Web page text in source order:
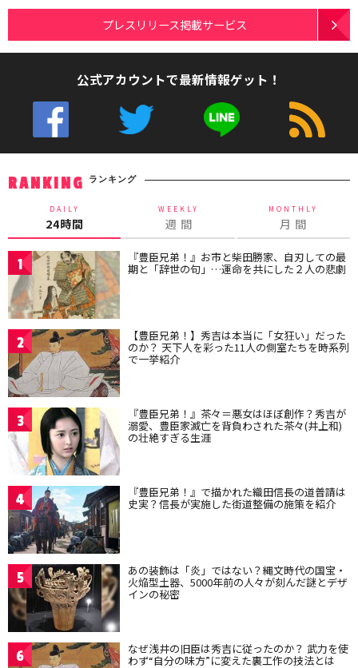
プレスリリース掲載サービス
公式アカウントで最新情報ゲット！
RANKING ランキング
DAILY
24時間
WEEKLY
週 間
MONTHLY
月 間
1 『豊臣兄弟！』お市と柴田勝家、自刃しての最
期と「辞世の句」…運命を共にした２人の悲劇
2 【豊臣兄弟！】秀吉は本当に「女狂い」だった
のか？ 天下人を彩った11人の側室たちを時系列
で一挙紹介
3 『豊臣兄弟！』茶々＝悪女はほぼ創作？秀吉が
溺愛、豊臣家滅亡を背負わされた茶々(井上和)
の壮絶すぎる生涯
4 『豊臣兄弟！』で描かれた織田信長の道普請は
史実？信長が実施した街道整備の施策を紹介
5 あの装飾は「炎」ではない？縄文時代の国宝・
火焔型土器、5000年前の人々が刻んだ謎とデザ
インの秘密
6 なぜ浅井の旧臣は秀吉に従ったのか？ 武力を使
わず“自分の味方”に変えた裏工作の技法とは